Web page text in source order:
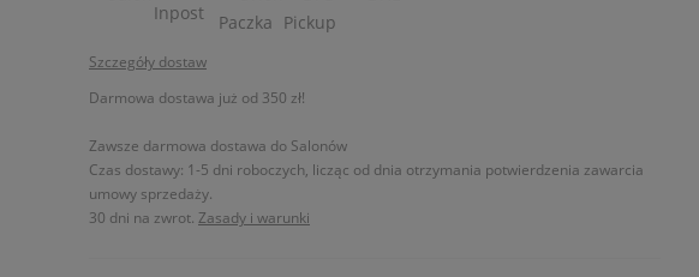
Szczegóły dostaw
Darmowa dostawa już od 350 zł!
Zawsze darmowa dostawa do Salonów
Czas dostawy: 1-5 dni roboczych, licząc od dnia otrzymania potwierdzenia zawarcia
umowy sprzedaży.
30 dni na zwrot. Zasady i warunki